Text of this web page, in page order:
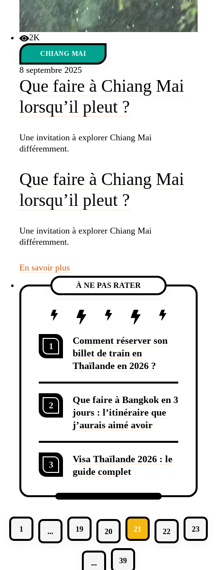
2K
CHIANG MAI
8 septembre 2025
Que faire à Chiang Mai
lorsqu’il pleut ?
Une invitation à explorer Chiang Mai
différemment.
Que faire à Chiang Mai
lorsqu’il pleut ?
Une invitation à explorer Chiang Mai
différemment.
En savoir plus
À NE PAS RATER
1
Comment réserver son
billet de train en
Thaïlande en 2026 ?
2
Que faire à Bangkok en 3
jours : l’itinéraire que
j’aurais aimé avoir
3
Visa Thaïlande 2026 : le
guide complet
1 ... 19 20 21 22 23
... 39